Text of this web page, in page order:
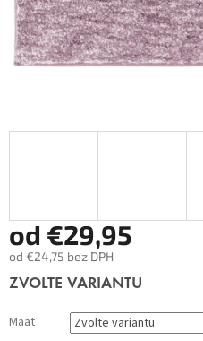
od €29,95
od €24,75 bez DPH
Měrná
ZVOLTE VARIANTU
Maat